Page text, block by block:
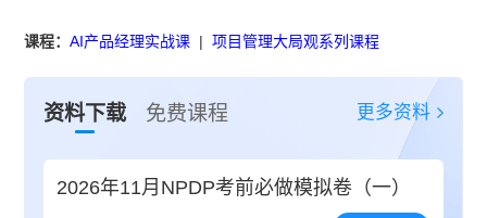
课程：AI产品经理实战课 |项目管理大局观系列课程
资料下载 免费课程 更多资料
2026年11月NPDP考前必做模拟卷（一）